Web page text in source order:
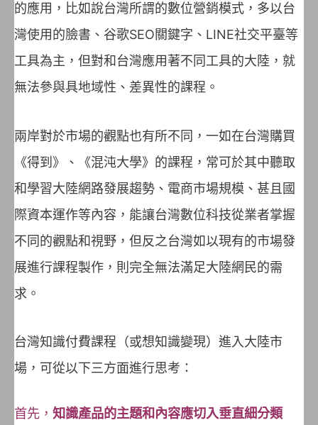
的應用，比如說台灣所謂的數位營銷模式，多以台
灣使用的臉書、谷歌SEO關鍵字、LINE社交平臺等
工具為主，但對和台灣應用著不同工具的大陸，就
無法參與具地域性、差異性的課程。
兩岸對於市場的觀點也有所不同，一如在台灣購買
《得到》、《混沌大學》的課程，常可於其中聽取
和學習大陸網路發展趨勢、電商市場規模、甚且國
際資本運作等內容，能讓台灣數位科技從業者掌握
不同的觀點和視野，但反之台灣如以現有的市場發
展進行課程製作，則完全無法滿足大陸網民的需
求。
台灣知識付費課程（或想知識變現）進入大陸市
場，可從以下三方面進行思考：
首先， 知識產品的主題和內容應切入垂直細分類